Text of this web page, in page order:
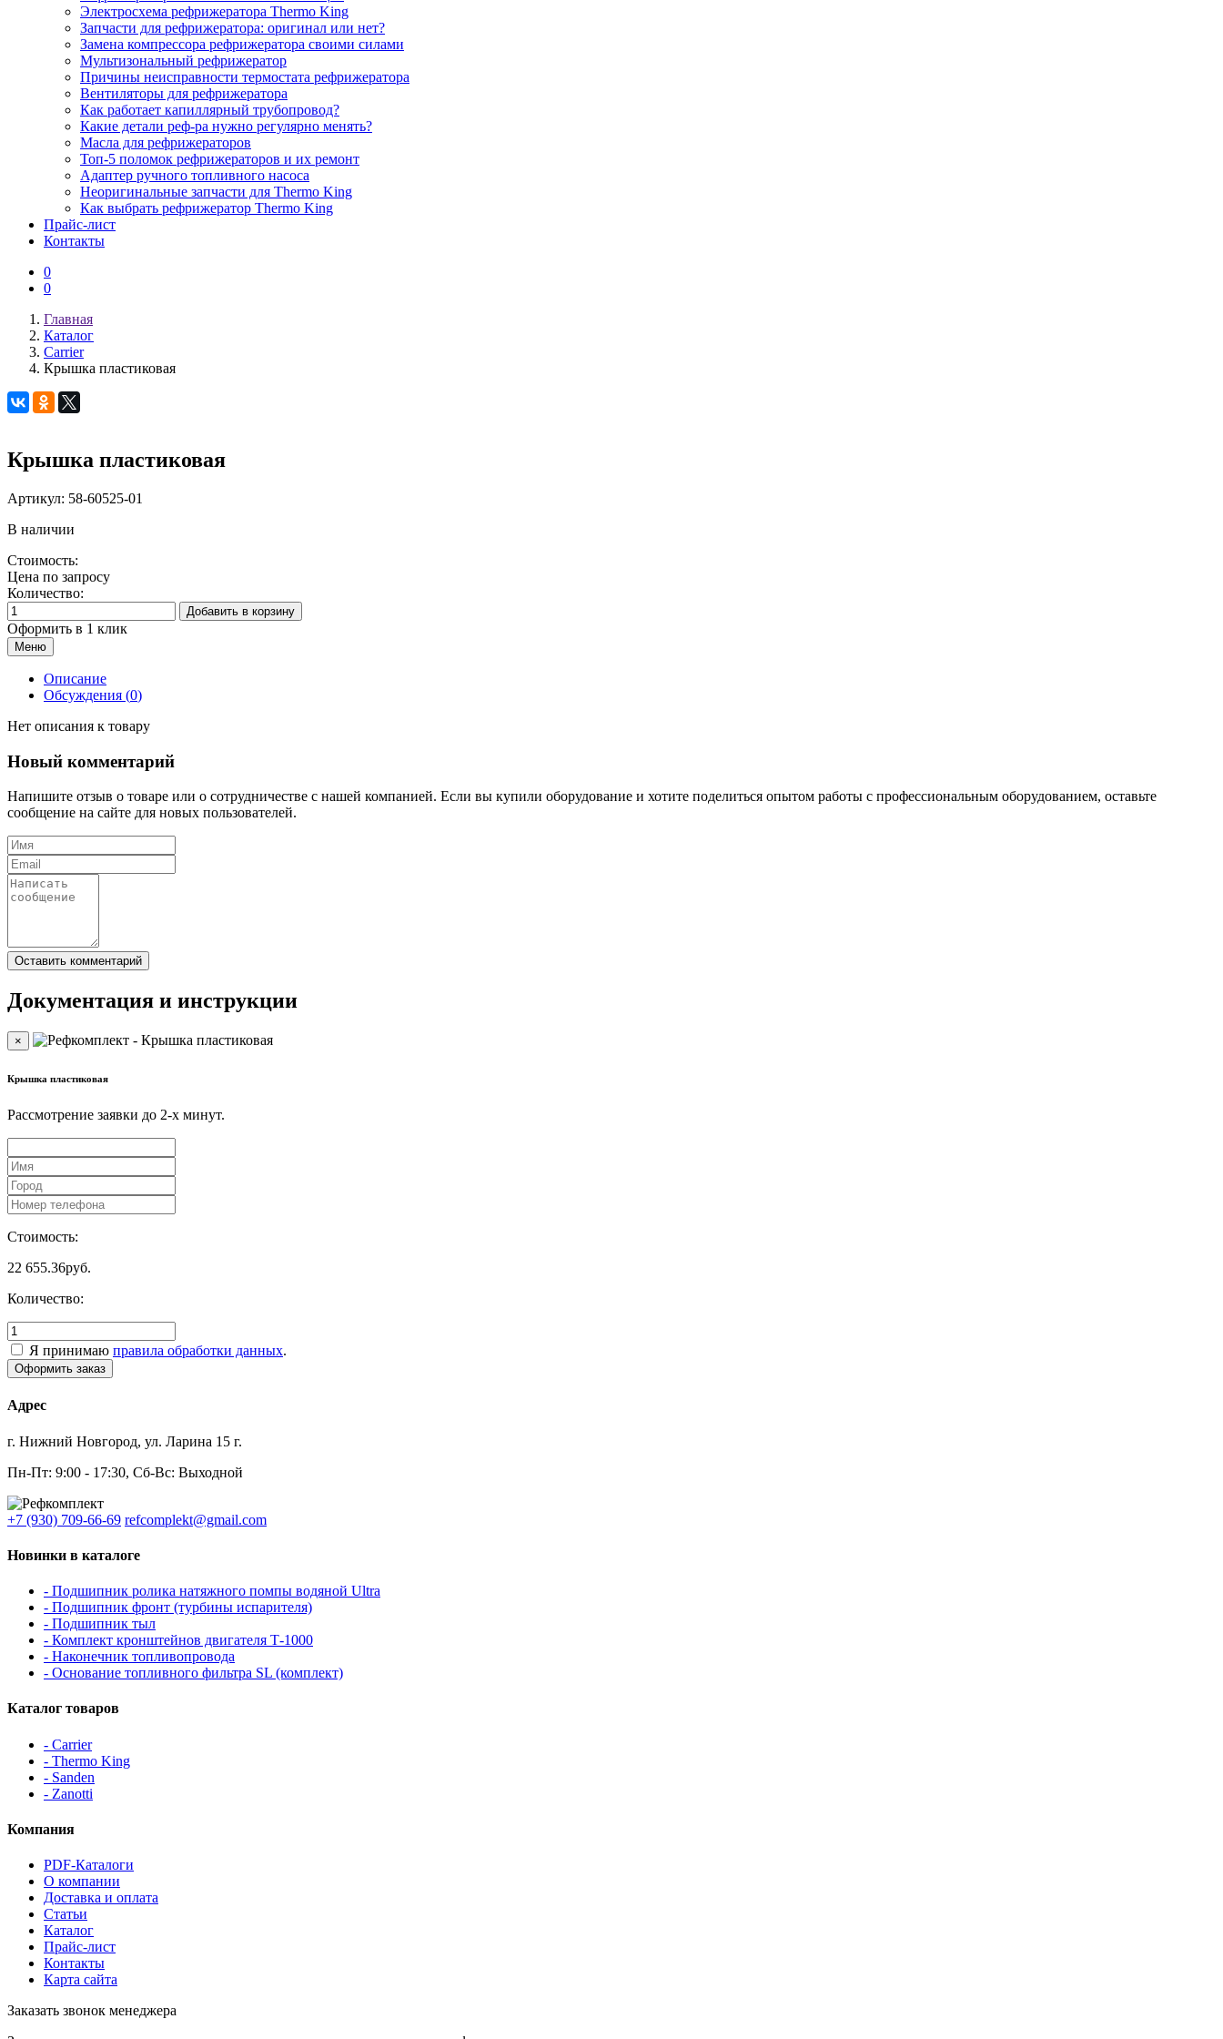
Электросхема рефрижератора Thermo King
Запчасти для рефрижератора: оригинал или нет?
Замена компрессора рефрижератора своими силами
Мультизональный рефрижератор
Причины неисправности термостата рефрижератора
Вентиляторы для рефрижератора
Как работает капиллярный трубопровод?
Какие детали реф-ра нужно регулярно менять?
Масла для рефрижераторов
Топ-5 поломок рефрижераторов и их ремонт
Адаптер ручного топливного насоса
Неоригинальные запчасти для Thermo King
Как выбрать рефрижератор Thermo King
Прайс-лист
Контакты
0
0
Главная
Каталог
Carrier
Крышка пластиковая
Крышка пластиковая
Артикул: 58-60525-01
В наличии
Стоимость:
Цена по запросу
Количество:
Добавить в корзину
Оформить в 1 клик
Меню
Описание
Обсуждения (0)
Нет описания к товару
Новый комментарий
Напишите отзыв о товаре или о сотрудничестве с нашей компанией. Если вы купили оборудование и хотите поделиться опытом работы с профессиональным оборудованием, оставьте
сообщение на сайте для новых пользователей.
Документация и инструкции
×
Крышка пластиковая
Рассмотрение заявки до 2-x минут.
Стоимость:
22 655.36руб.
Количество:
Я принимаю правила обработки данных.
Адрес
г. Нижний Новгород, ул. Ларина 15 г.
Пн-Пт: 9:00 - 17:30, Сб-Вс: Выходной
+7 (930) 709-66-69 refcomplekt@gmail.com
Новинки в каталоге
- Подшипник ролика натяжного помпы водяной Ultra
- Подшипник фронт (турбины испарителя)
- Подшипник тыл
- Комплект кронштейнов двигателя Т-1000
- Наконечник топливопровода
- Основание топливного фильтра SL (комплект)
Каталог товаров
- Carrier
- Thermo King
- Sanden
- Zanotti
Компания
PDF-Каталоги
О компании
Доставка и оплата
Статьи
Каталог
Прайс-лист
Контакты
Карта сайта
Заказать звонок менеджера